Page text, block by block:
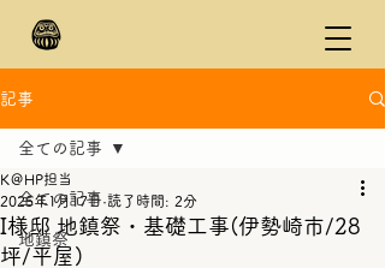
記事
全ての記事
地鎮祭
全ての記事
I様邸 地鎮祭・基礎工事(伊勢崎市/28
坪/平屋)
K＠HP担当
2025年1月17日 読了時間: 2分